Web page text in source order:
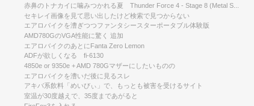
赤鼻のトナカイに噛みつかれる夏 Thunder Force 4 - Stage 8 (Metal S...
セキレイ画像を見て思い出したけど検索で見つからない
エアロバイクを漕ぎつつファンタシースターポータブル体験版
AMD780GのVGA性能に驚く 追加
エアロバイクのあとにFanta Zero Lemon
ADFが欲しくなる fi-6130
4850e or 9350e + AMD 780Gマザーにしたいものの
エアロバイクを漕いだ後に見るスレ
アキバ系飲料「めいびぃ」で、もっとも被害を受けるサイト
室温が30度越えで、35度まであがると